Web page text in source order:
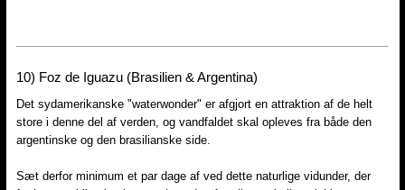
10)​ Foz de Iguazu (Brasilien & Argentina)
Det sydamerikanske "waterwonder" er afgjort en attraktion af de helt
store i denne del af verden, og vandfaldet skal opleves fra både den
argentinske og den brasilianske side.
Sæt derfor minimum et par dage af ved dette naturlige vidunder, der